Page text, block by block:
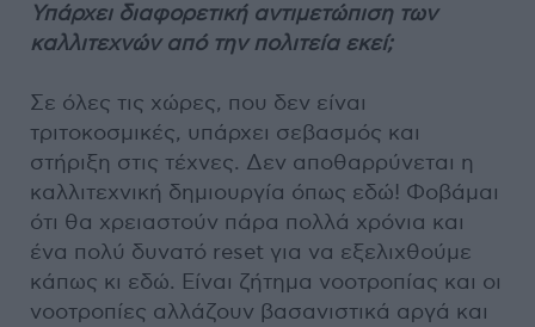
Υπάρχει διαφορετική αντιμετώπιση των
καλλιτεχνών από την πολιτεία εκεί;
Σε όλες τις χώρες, που δεν είναι
τριτοκοσμικές, υπάρχει σεβασμός και
στήριξη στις τέχνες. Δεν αποθαρρύνεται η
καλλιτεχνική δημιουργία όπως εδώ! Φοβάμαι
ότι θα χρειαστούν πάρα πολλά χρόνια και
ένα πολύ δυνατό reset για να εξελιχθούμε
κάπως κι εδώ. Είναι ζήτημα νοοτροπίας και οι
νοοτροπίες αλλάζουν βασανιστικά αργά και